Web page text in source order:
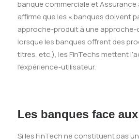
banque commerciale et Assurance
affirme que les « banques doivent
approche-produit à une approche-
lorsque les banques offrent des
titres, etc.), les FinTechs mettent
l’expérience-utilisateur.
Les banques face
Si les FinTech ne constituent pas